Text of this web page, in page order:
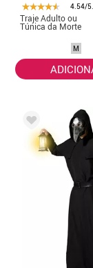
4.54/
Traje Adulto ou
Túnica da Morte
M